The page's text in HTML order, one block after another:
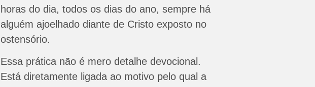
horas do dia, todos os dias do ano, sempre há
alguém ajoelhado diante de Cristo exposto no
ostensório.
Essa prática não é mero detalhe devocional.
Está diretamente ligada ao motivo pelo qual a